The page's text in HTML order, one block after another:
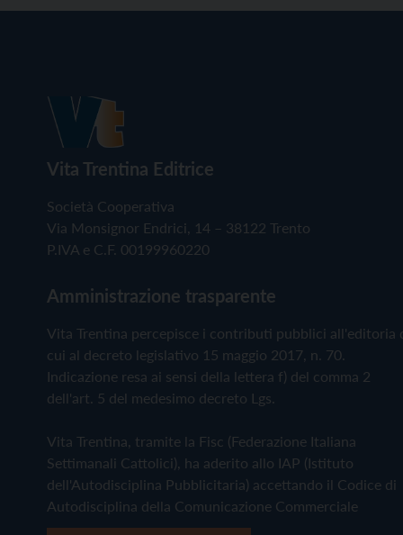
Vita Trentina Editrice
Società Cooperativa
Via Monsignor Endrici, 14 – 38122 Trento
P.IVA e C.F. 00199960220
Amministrazione trasparente
Vita Trentina percepisce i contributi pubblici all'editoria
cui al decreto legislativo 15 maggio 2017, n. 70.
Indicazione resa ai sensi della lettera f) del comma 2
dell'art. 5 del medesimo decreto Lgs.
Vita Trentina, tramite la Fisc (Federazione Italiana
Settimanali Cattolici), ha aderito allo IAP (Istituto
dell'Autodisciplina Pubblicitaria) accettando il Codice di
Autodisciplina della Comunicazione Commerciale